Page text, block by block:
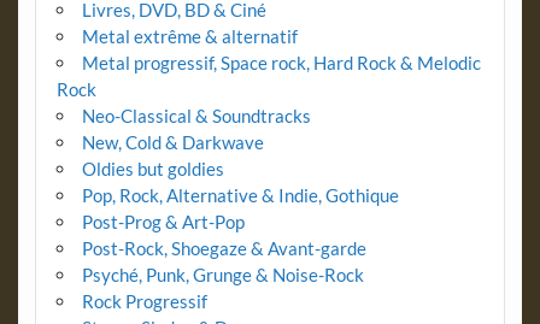
Livres, DVD, BD & Ciné
Metal extrême & alternatif
Metal progressif, Space rock, Hard Rock & Melodic
Rock
Neo-Classical & Soundtracks
New, Cold & Darkwave
Oldies but goldies
Pop, Rock, Alternative & Indie, Gothique
Post-Prog & Art-Pop
Post-Rock, Shoegaze & Avant-garde
Psyché, Punk, Grunge & Noise-Rock
Rock Progressif